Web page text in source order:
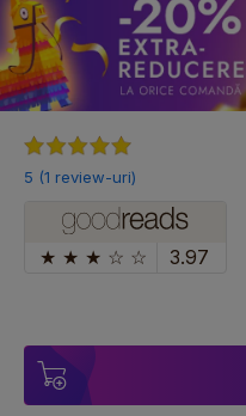
5 (1 review-uri)
★ ★ ★ ☆ ☆ 3.97